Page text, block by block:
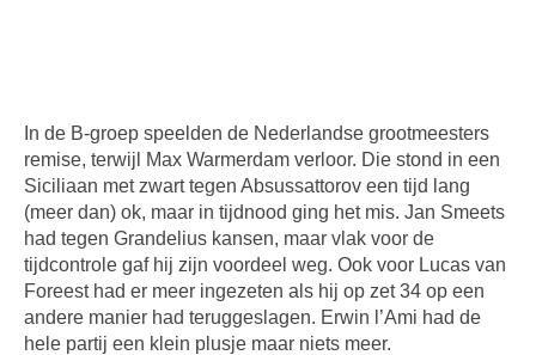
In de B-groep speelden de Nederlandse grootmeesters
remise, terwijl Max Warmerdam verloor. Die stond in een
Siciliaan met zwart tegen Absussattorov een tijd lang
(meer dan) ok, maar in tijdnood ging het mis. Jan Smeets
had tegen Grandelius kansen, maar vlak voor de
tijdcontrole gaf hij zijn voordeel weg. Ook voor Lucas van
Foreest had er meer ingezeten als hij op zet 34 op een
andere manier had teruggeslagen. Erwin l’Ami had de
hele partij een klein plusje maar niets meer.